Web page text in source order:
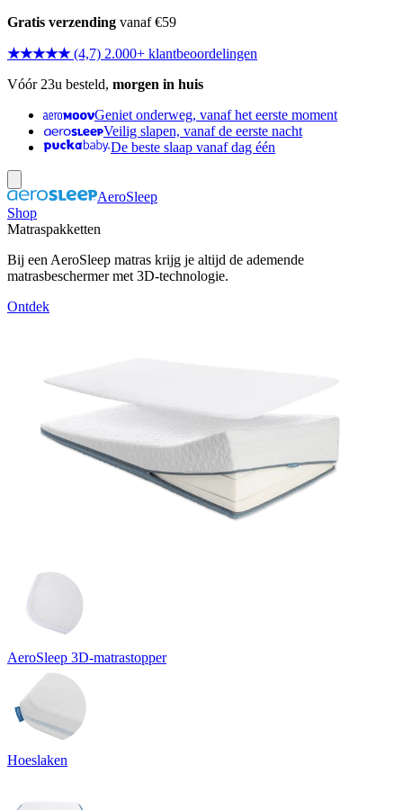
Gratis verzending vanaf €59
★★★★★ (4,7) 2.000+ klantbeoordelingen
Vóór 23u besteld, morgen in huis
Geniet onderweg, vanaf het eerste moment
Veilig slapen, vanaf de eerste nacht
De beste slaap vanaf dag één
AeroSleep
Shop
Matraspakketten
Bij een AeroSleep matras krijg je altijd de ademende
matrasbeschermer met 3D-technologie.
Ontdek
AeroSleep 3D-matrastopper
Hoeslaken